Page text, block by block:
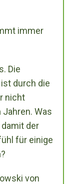
immer
Die
durch die
nicht
Was
der
für einige
von